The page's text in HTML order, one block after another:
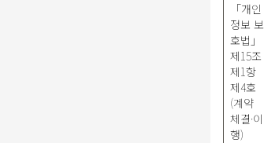
「개인
정보 보
호법」
제15조
제1항
제4호
(계약
체결·이
행)